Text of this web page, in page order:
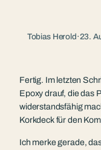
Tobias Herold·23.
Fertig. Im letzten
Epoxy drauf, die das
widerstandsfähig
Korkdeck für den
Ich merke gerade,